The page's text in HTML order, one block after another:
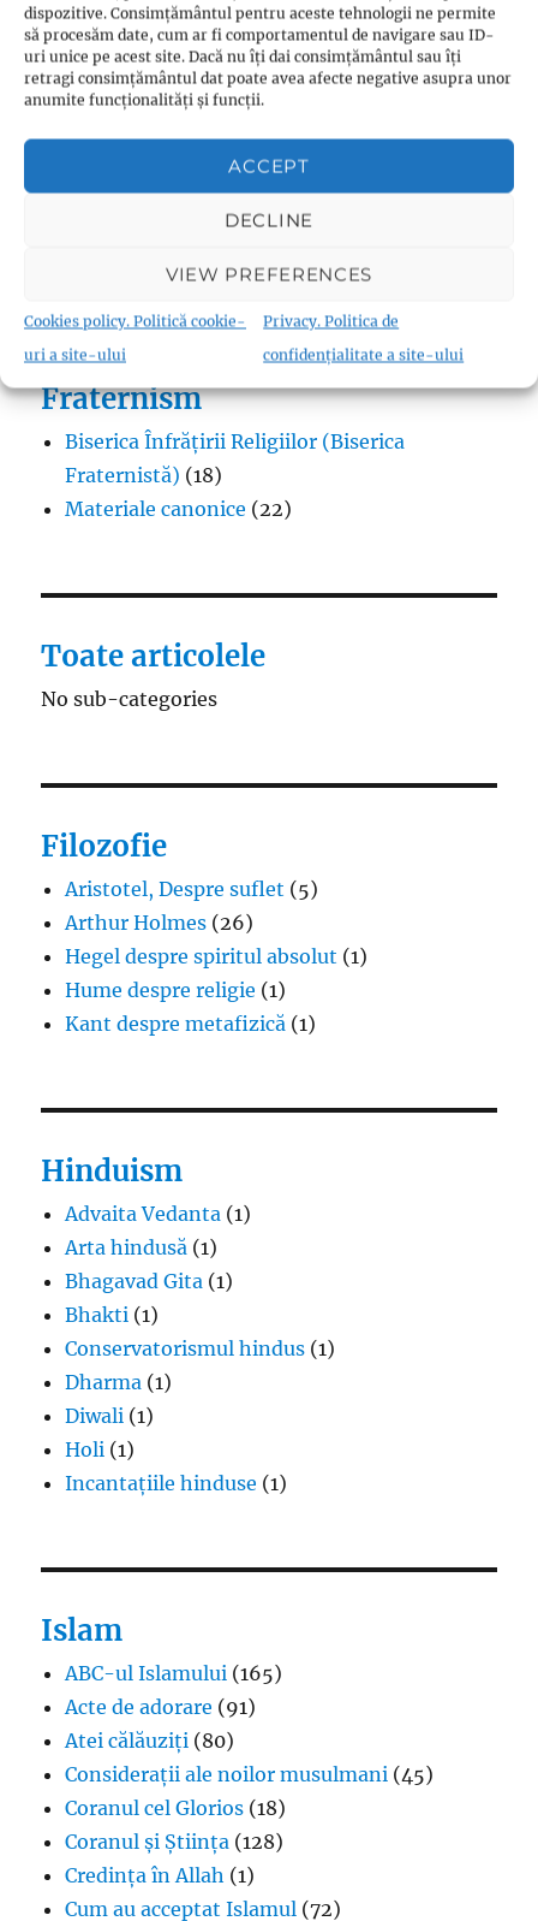
dispozitive. Consimțământul pentru aceste tehnologii ne permite
să procesăm date, cum ar fi comportamentul de navigare sau ID-
uri unice pe acest site. Dacă nu îți dai consimțământul sau îți
retragi consimțământul dat poate avea afecte negative asupra unor
anumite funcționalități și funcții.
ACCEPT
DECLINE
VIEW PREFERENCES
Cookies policy. Politică cookie-
uri a site-ului
Privacy. Politica de
confidențialitate a site-ului
Metodism(2)
Penticostalism(3)
Presbiterianism(1)
profeții Zwickau
(1)
Fraternism
Biserica Înfrățirii Religiilor (Biserica
Fraternistă) (18)
Materiale canonice (22)
Toate articolele
No sub-categories
Filozofie
Aristotel, Despre suflet (5)
Arthur Holmes (26)
Hegel despre spiritul absolut (1)
Hume despre religie (1)
Kant despre metafizică (1)
Hinduism
Advaita Vedanta (1)
Arta hindusă (1)
Bhagavad Gita (1)
Bhakti (1)
Conservatorismul hindus (1)
Dharma (1)
Diwali (1)
Holi (1)
Incantațiile hinduse (1)
Islam
ABC-ul Islamului (165)
Acte de adorare (91)
Atei călăuziți (80)
Considerații ale noilor musulmani (45)
Coranul cel Glorios (18)
Coranul și Știința (128)
Credința în Allah (1)
Cum au acceptat Islamul (72)